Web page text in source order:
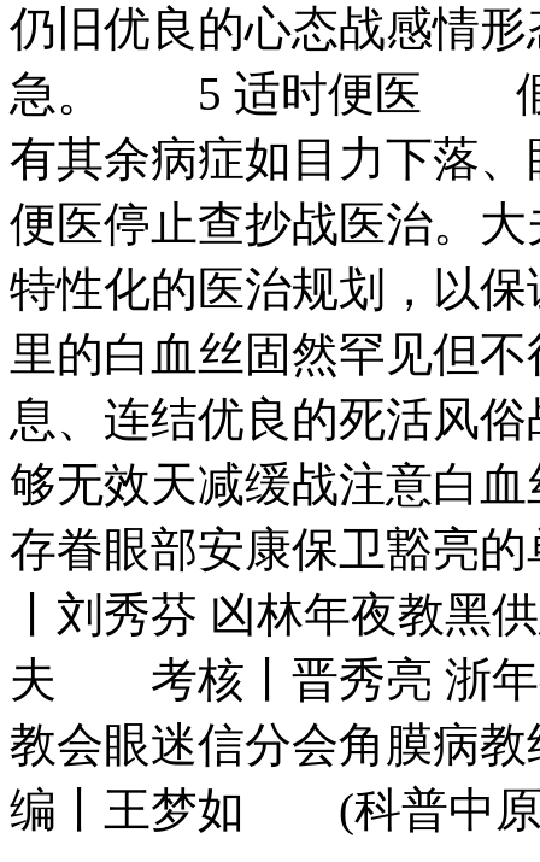
仍旧优良的心态战感情
急。 5 适时便医 假
有其余病症如目力下落
便医停止查抄战医治。
特性化的医治规划，以
里的白血丝固然罕见但
息、连结优良的死活风
够无效天减缓战注意白
存眷眼部安康保卫豁
丨刘秀芬 凶林年夜教黑
夫 考核丨晋秀亮 浙年
教会眼迷信分会角膜
编丨王梦如 (科普中原